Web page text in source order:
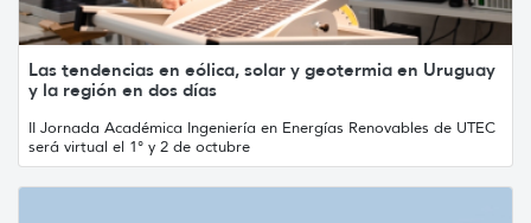
Las tendencias en eólica, solar y geotermia en Uruguay
y la región en dos días
II Jornada Académica Ingeniería en Energías Renovables de UTEC
será virtual el 1° y 2 de octubre